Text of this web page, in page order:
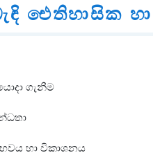
ඓතිහාසික
ගැනීම
හා විකාශනය